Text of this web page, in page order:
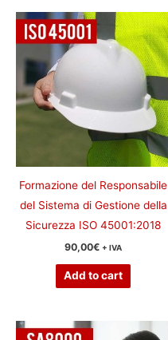
Formazione del Responsabile
del Sistema di Gestione della
Sicurezza ISO 45001:2018
90,00€ + IVA
Add to cart